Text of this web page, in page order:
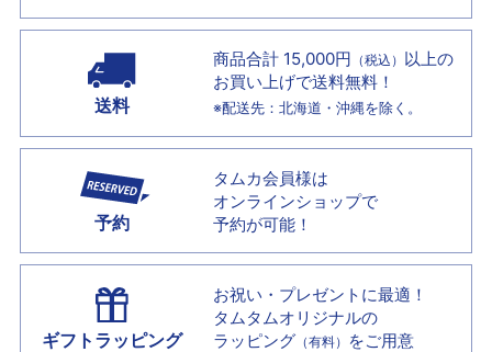
送料
商品合計 15,000円 （税込） 以上の
お買い上げで送料無料！
※配送先：北海道・沖縄を除く。
予約
タムカ会員様は
オンラインショップで
予約が可能！
ギフトラッピング
お祝い・プレゼントに最適！
タムタムオリジナルの
ラッピング （有料） をご用意